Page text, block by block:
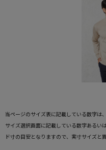
当ページのサイズ表に記載している数字は
サイズ選択画面に記載している数字あるい
ド寸の目安となりますので、実寸サイズと